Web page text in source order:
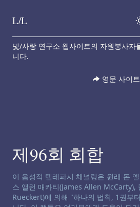
Skip to content
L/L
빛/사랑 연구소 웹사이트의 자원봉사자
니다.
영문 사이트
제96회 회합
채널링 면책 성명서:
이 음성적 텔레파시 채널링은 원래 돈
스 앨런 매카티(James Allen McCarty),
Rueckert)에 의해 "하나의 법칙, 1권부